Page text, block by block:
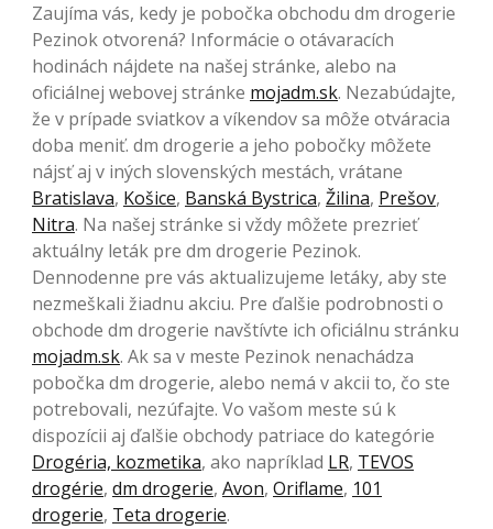
Zaujíma vás, kedy je pobočka obchodu dm drogerie
Pezinok otvorená? Informácie o otávaracích
hodinách nájdete na našej stránke, alebo na
oficiálnej webovej stránke mojadm.sk. Nezabúdajte,
že v prípade sviatkov a víkendov sa môže otváracia
doba meniť. dm drogerie a jeho pobočky môžete
nájsť aj v iných slovenských mestách, vrátane
Bratislava, Košice, Banská Bystrica, Žilina, Prešov,
Nitra. Na našej stránke si vždy môžete prezrieť
aktuálny leták pre dm drogerie Pezinok.
Dennodenne pre vás aktualizujeme letáky, aby ste
nezmeškali žiadnu akciu. Pre ďalšie podrobnosti o
obchode dm drogerie navštívte ich oficiálnu stránku
mojadm.sk. Ak sa v meste Pezinok nenachádza
pobočka dm drogerie, alebo nemá v akcii to, čo ste
potrebovali, nezúfajte. Vo vašom meste sú k
dispozícii aj ďalšie obchody patriace do kategórie
Drogéria, kozmetika, ako napríklad LR, TEVOS
drogérie, dm drogerie, Avon, Oriflame, 101
drogerie, Teta drogerie.